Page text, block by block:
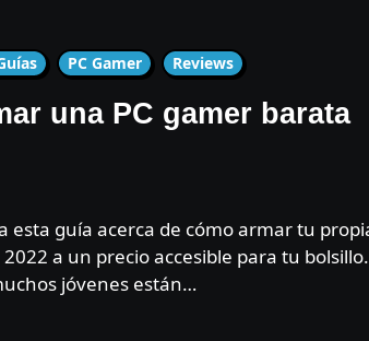
PC Gamer Reviews
una PC gamer barata
a un precio accesible para tu bolsillo.
jóvenes están…